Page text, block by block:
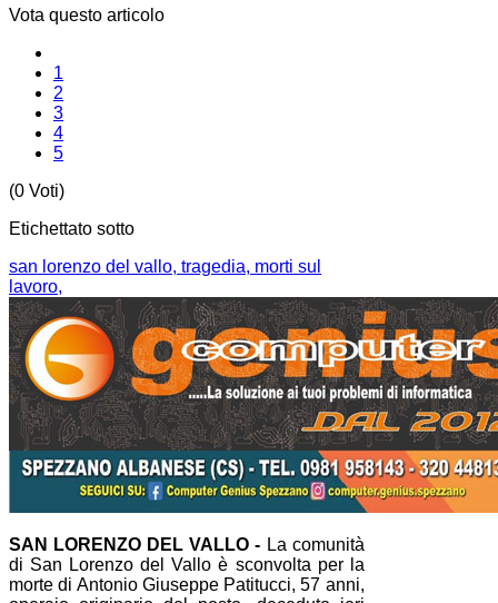
Vota questo articolo
1
2
3
4
5
(0 Voti)
Etichettato sotto
san lorenzo del vallo, tragedia, morti sul
lavoro,
SAN LORENZO DEL VALLO - La comunità
di San Lorenzo del Vallo è sconvolta per la
morte di Antonio Giuseppe Patitucci, 57 anni,